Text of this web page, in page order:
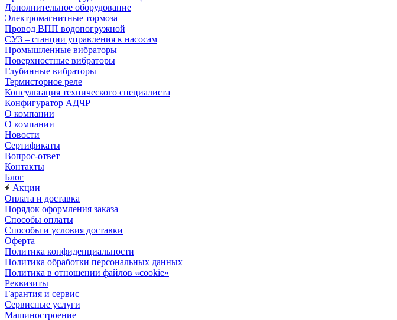
Дополнительное оборудование
Электромагнитные тормоза
Провод ВПП водопогружной
СУЗ – станции управления к насосам
Промышленные вибраторы
Поверхностные вибраторы
Глубинные вибраторы
Термисторное реле
Консультация технического специалиста
Конфигуратор АДЧР
О компании
О компании
Новости
Сертификаты
Вопрос-ответ
Контакты
Блог
Акции
Оплата и доставка
Порядок оформления заказа
Способы оплаты
Способы и условия доставки
Оферта
Политика конфиденциальности
Политика обработки персональных данных
Политика в отношении файлов «cookie»
Реквизиты
Гарантия и сервис
Сервисные услуги
Машиностроение